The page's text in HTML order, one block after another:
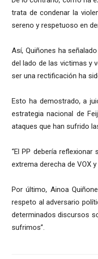
trata de condenar la
sereno y respetuoso en
Así, Quiñones ha
del lado de las victimas y
ser una rectificación ha
Esto ha demostrado, a
estrategia nacional de
ataques que han sufrido
“El PP debería
extrema derecha de VOX
Por último, Ainoa
respeto al adversario
determinados discursos
sufrimos”.